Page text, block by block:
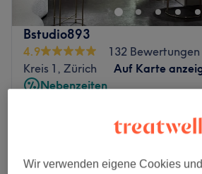
Bstudio893
4.9
132 Bewertungen
Kreis 1, Zürich
Auf Karte
Nebenzeiten
1 Std. - 1 Std. 30 Min.
Wir verwenden eigene Cookies